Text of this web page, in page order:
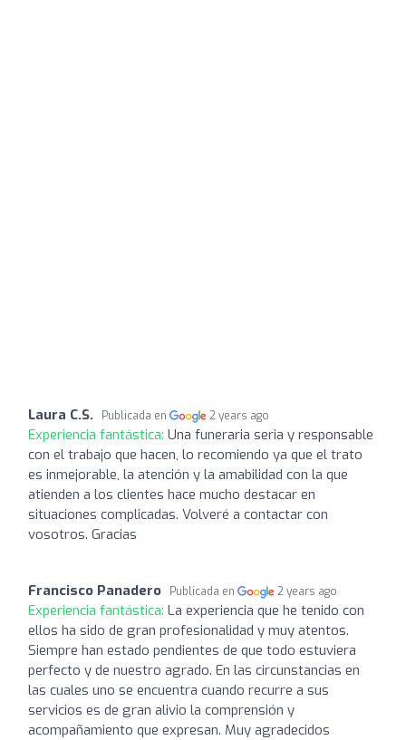
Laura C.S. Publicada en 2 years ago
Experiencia fantástica: Una funeraria seria y responsable
con el trabajo que hacen, lo recomiendo ya que el trato
es inmejorable, la atención y la amabilidad con la que
atienden a los clientes hace mucho destacar en
situaciones complicadas. Volveré a contactar con
vosotros. Gracias
Francisco Panadero Publicada en 2 years ago
Experiencia fantástica: La experiencia que he tenido con
ellos ha sido de gran profesionalidad y muy atentos.
Siempre han estado pendientes de que todo estuviera
perfecto y de nuestro agrado. En las circunstancias en
las cuales uno se encuentra cuando recurre a sus
servicios es de gran alivio la comprensión y
acompañamiento que expresan. Muy agradecidos